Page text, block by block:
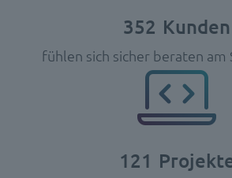
352 Kunden
fühlen sich sicher beraten am
121